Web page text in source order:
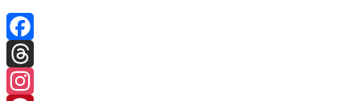
Facebook
Threads